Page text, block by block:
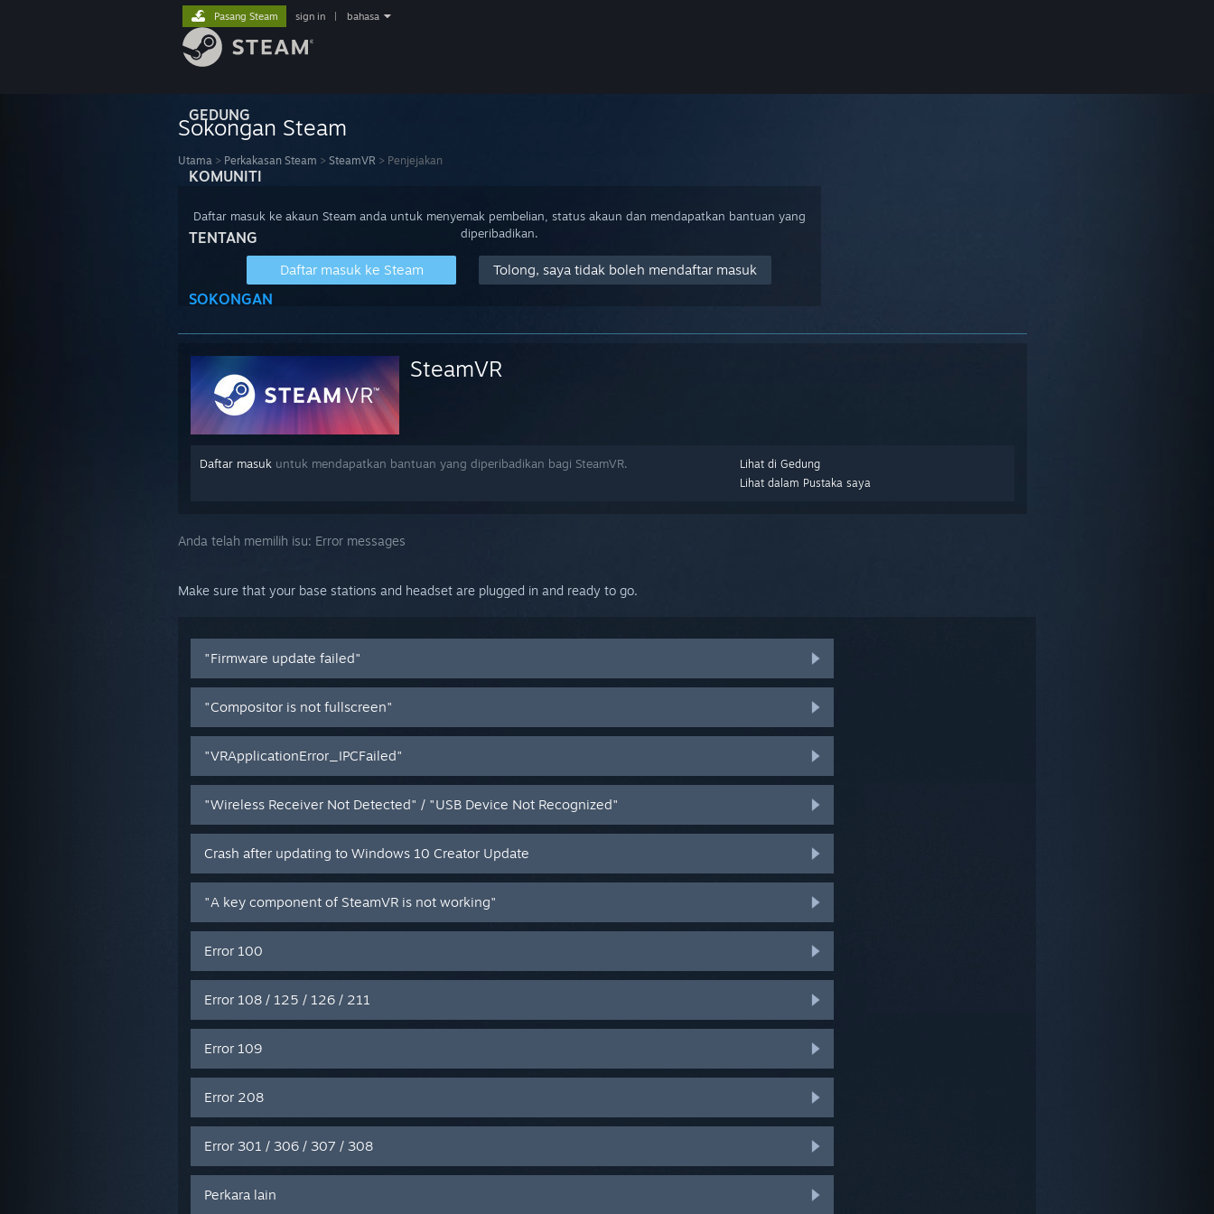
GEDUNG
KOMUNITI
TENTANG
SOKONGAN
Pasang Steam sign in bahasa
Sokongan Steam
Utama > Perkakasan Steam > SteamVR > Penjejakan
Daftar masuk ke akaun Steam anda untuk menyemak pembelian, status akaun dan mendapatkan bantuan yang
diperibadikan.
Daftar masuk ke Steam Tolong, saya tidak boleh mendaftar masuk
SteamVR
Lihat di Gedung
Lihat dalam Pustaka saya
Daftar masuk untuk mendapatkan bantuan yang diperibadikan bagi SteamVR.
Anda telah memilih isu: Error messages
Make sure that your base stations and headset are plugged in and ready to go.
"Firmware update failed"
"Compositor is not fullscreen"
"VRApplicationError_IPCFailed"
"Wireless Receiver Not Detected" / "USB Device Not Recognized"
Crash after updating to Windows 10 Creator Update
"A key component of SteamVR is not working"
Error 100
Error 108 / 125 / 126 / 211
Error 109
Error 208
Error 301 / 306 / 307 / 308
Perkara lain